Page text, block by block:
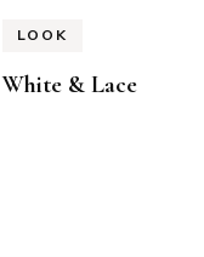
LOOK
White & Lace